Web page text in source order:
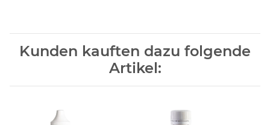
Kunden kauften dazu folgende
Artikel: